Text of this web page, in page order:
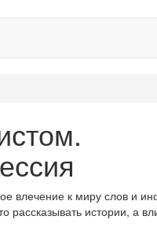
влечение к миру слов и
рассказывать истории, а